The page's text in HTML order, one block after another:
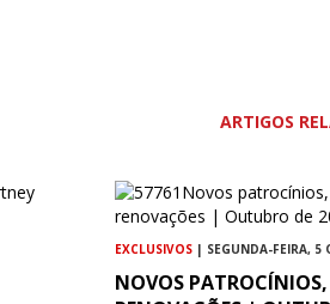
ARTIGOS
EXCLUSIVOS | SEGUNDA-FEIRA, 5
NOVOS PATROCÍNIOS,